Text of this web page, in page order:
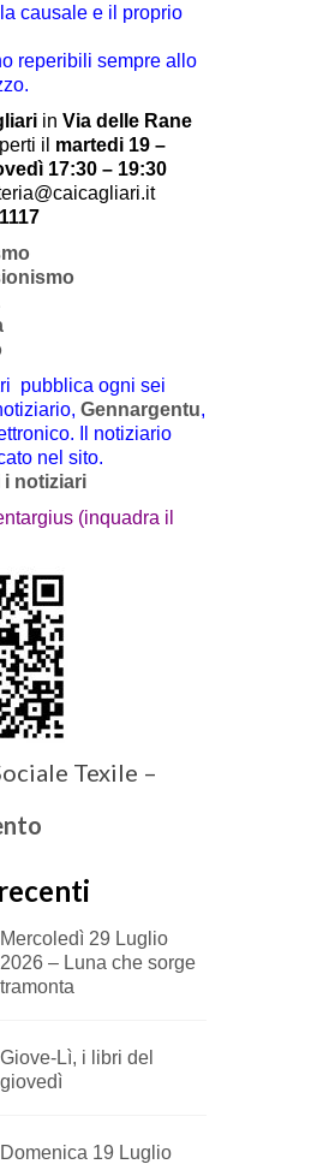
causale e il proprio
reperibili sempre allo
in Via delle Rane
il martedi 19 –
17:30 – 19:30
pubblica ogni sei
Gennargentu,
Il notiziario
nel sito.
i notiziari
(inquadra il
Texile –
Mercoledì 29 Luglio
2026 – Luna che sorge
Giove-Lì, i libri del
giovedì
Domenica 19 Luglio